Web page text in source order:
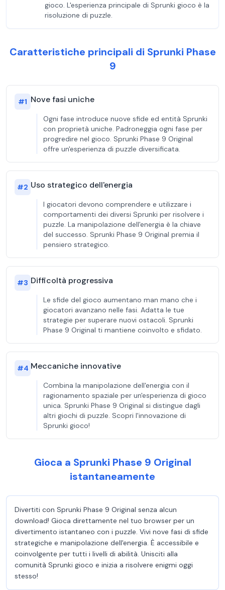
gioco. L'esperienza principale di Sprunki gioco è la
risoluzione di puzzle.
Caratteristiche principali di Sprunki Phase
9
#1 Nove fasi uniche
Ogni fase introduce nuove sfide ed entità Sprunki
con proprietà uniche. Padroneggia ogni fase per
progredire nel gioco. Sprunki Phase 9 Original
offre un'esperienza di puzzle diversificata.
#2 Uso strategico dell'energia
I giocatori devono comprendere e utilizzare i
comportamenti dei diversi Sprunki per risolvere i
puzzle. La manipolazione dell'energia è la chiave
del successo. Sprunki Phase 9 Original premia il
pensiero strategico.
#3 Difficoltà progressiva
Le sfide del gioco aumentano man mano che i
giocatori avanzano nelle fasi. Adatta le tue
strategie per superare nuovi ostacoli. Sprunki
Phase 9 Original ti mantiene coinvolto e sfidato.
#4 Meccaniche innovative
Combina la manipolazione dell'energia con il
ragionamento spaziale per un'esperienza di gioco
unica. Sprunki Phase 9 Original si distingue dagli
altri giochi di puzzle. Scopri l'innovazione di
Sprunki gioco!
Gioca a Sprunki Phase 9 Original
istantaneamente
Divertiti con Sprunki Phase 9 Original senza alcun
download! Gioca direttamente nel tuo browser per un
divertimento istantaneo con i puzzle. Vivi nove fasi di sfide
strategiche e manipolazione dell'energia. È accessibile e
coinvolgente per tutti i livelli di abilità. Unisciti alla
comunità Sprunki gioco e inizia a risolvere enigmi oggi
stesso!